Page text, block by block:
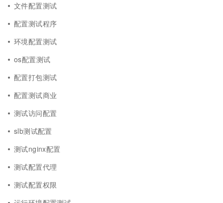
文件配置测试
配置测试程序
环境配置测试
os配置测试
配置打包测试
配置测试商业
测试访问配置
slb测试配置
测试nginx配置
测试配置代理
测试配置权限